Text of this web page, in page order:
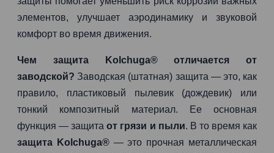
элементов, улучшает аэродинамику и звуковой
комфорт во время движения.
Чем защита Kolchuga® отличается от
заводской? Заводская (штатная) защита — это, как
правило, пластиковый пылевик (дождевик) или
тонкий композитный материал. Ее основная
функция — защитаот грязи и пыли. В то время как
защита Kolchuga®— это прочная металлическая